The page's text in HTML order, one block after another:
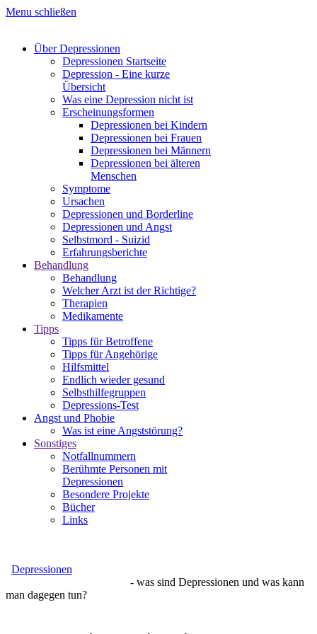
Menu schließen
Über Depressionen
Depressionen Startseite
Depression - Eine kurze
Übersicht
Was eine Depression nicht ist
Erscheinungsformen
Depressionen bei Kindern
Depressionen bei Frauen
Depressionen bei Männern
Depressionen bei älteren
Menschen
Symptome
Ursachen
Depressionen und Borderline
Depressionen und Angst
Selbstmord - Suizid
Erfahrungsberichte
Behandlung
Behandlung
Welcher Arzt ist der Richtige?
Therapien
Medikamente
Tipps
Tipps für Betroffene
Tipps für Angehörige
Hilfsmittel
Endlich wieder gesund
Selbsthilfegruppen
Depressions-Test
Angst und Phobie
Was ist eine Angststörung?
Sonstiges
Notfallnummern
Berühmte Personen mit
Depressionen
Besondere Projekte
Bücher
Links
Depressionen
- was sind Depressionen und was kann
man dagegen tun?